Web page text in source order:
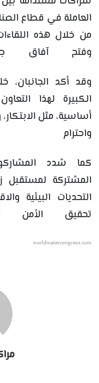
العاملة في قطاع
من خلال هذه
وفتح آفاق
وقد أكد الجانبان،
الكبيرة لهذا
أساسية، مثل الابتكار،
كما شدد
المشتركة لمستقبل
التحديات البيئية
تحقيق الأمن
worldwatercongress.com